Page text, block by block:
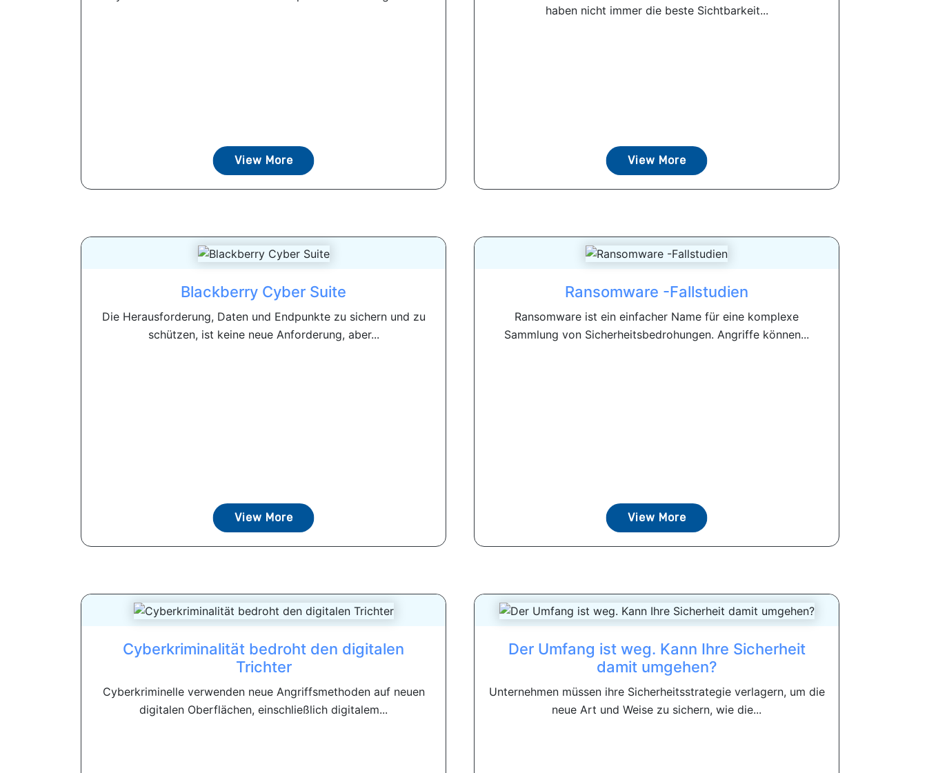
View More
haben nicht immer die beste Sichtbarkeit...
View More
Blackberry Cyber ​​Suite
Die Herausforderung, Daten und Endpunkte zu sichern und zu
schützen, ist keine neue Anforderung, aber...
View More
Ransomware -Fallstudien
Ransomware ist ein einfacher Name für eine komplexe
Sammlung von Sicherheitsbedrohungen. Angriffe können...
View More
Cyberkriminalität bedroht den digitalen
Trichter
Cyberkriminelle verwenden neue Angriffsmethoden auf neuen
digitalen Oberflächen, einschließlich digitalem...
Der Umfang ist weg. Kann Ihre Sicherheit
damit umgehen?
Unternehmen müssen ihre Sicherheitsstrategie verlagern, um die
neue Art und Weise zu sichern, wie die...